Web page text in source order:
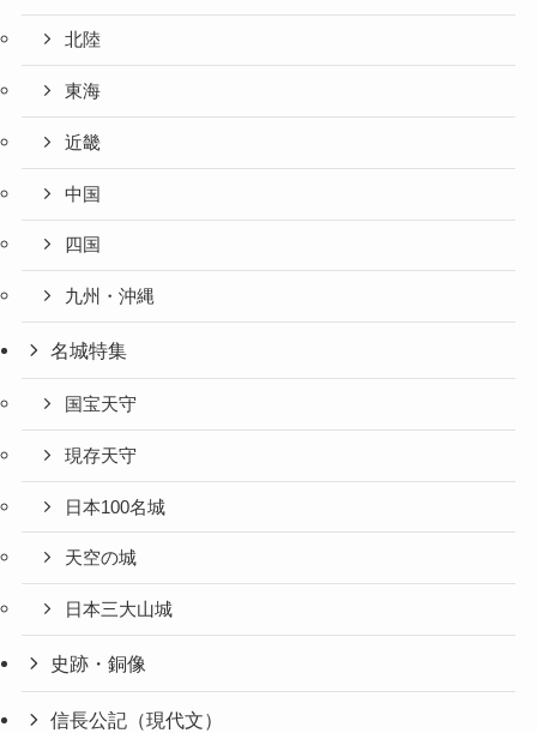
北陸
東海
近畿
中国
四国
九州・沖縄
名城特集
国宝天守
現存天守
日本100名城
天空の城
日本三大山城
史跡・銅像
信長公記（現代文）